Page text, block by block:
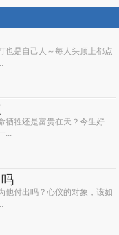
也是自己人～每人头顶上都点
牺牲还是富贵在天？今生好
...
他付出吗？心仪的对象，该如